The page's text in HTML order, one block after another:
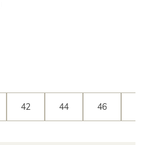
42 44 46